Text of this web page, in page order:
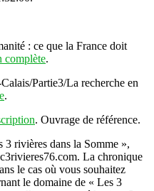
: ce que la France doit
complète.
Partie3/La recherche en
.
. Ouvrage de référence.
rivières dans la Somme »,
La chronique
le cas où vous souhaitez
le domaine de « Les 3